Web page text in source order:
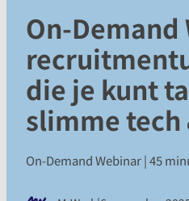
On-Demand
die je kunt
slimme tech
On-Demand Webinar | 45